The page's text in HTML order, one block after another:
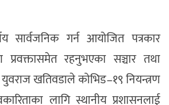
सार्वजनिक गर्न आयोजित पत्रकार
रहनुभएका सञ्चार तथा
युवराज खतिवडाले कोभिड–१९ नियन्त्रण
लागि स्थानीय प्रशासनलाई